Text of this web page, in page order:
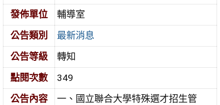
發佈單位
輔導室
公告類別
最新消息
公告等級
轉知
點閱次數
349
公告內容
一、國立聯合大學特殊選才招生管